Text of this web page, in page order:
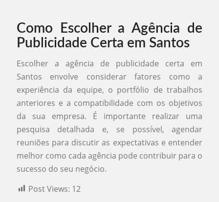
Como Escolher a Agência de
Publicidade Certa em Santos
Escolher a agência de publicidade certa em
Santos envolve considerar fatores como a
experiência da equipe, o portfólio de trabalhos
anteriores e a compatibilidade com os objetivos
da sua empresa. É importante realizar uma
pesquisa detalhada e, se possível, agendar
reuniões para discutir as expectativas e entender
melhor como cada agência pode contribuir para o
sucesso do seu negócio.
Post Views: 12